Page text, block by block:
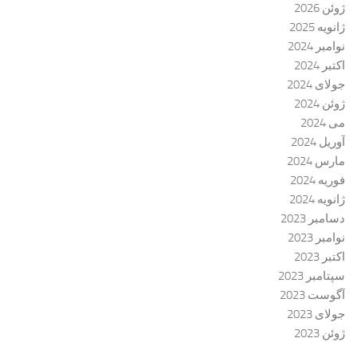
ژوئن 2026
ژانویه 2025
نوامبر 2024
اکتبر 2024
جولای 2024
ژوئن 2024
می 2024
آوریل 2024
مارس 2024
فوریه 2024
ژانویه 2024
دسامبر 2023
نوامبر 2023
اکتبر 2023
سپتامبر 2023
آگوست 2023
جولای 2023
ژوئن 2023